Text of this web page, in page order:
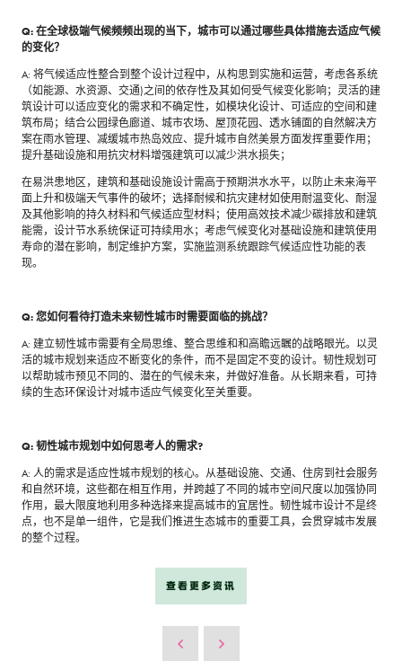
Q: 在全球极端气候频频出现的当下，城市可以通过哪些具体措施去适应气候
的变化？
A: 将气候适应性整合到整个设计过程中，从构思到实施和运营，考虑各系统
（如能源、水资源、交通)之间的依存性及其如何受气候变化影响；灵活的建
筑设计可以适应变化的需求和不确定性，如模块化设计、可适应的空间和建
筑布局；结合公园绿色廊道、城市农场、屋顶花园、透水铺面的自然解决方
案在雨水管理、减缓城市热岛效应、提升城市自然美景方面发挥重要作用；
提升基础设施和用抗灾材料增强建筑可以减少洪水损失；
在易洪患地区，建筑和基础设施设计需高于预期洪水水平，以防止未来海平
面上升和极端天气事件的破坏；选择耐候和抗灾建材如使用耐温变化、耐湿
及其他影响的持久材料和气候适应型材料；使用高效技术减少碳排放和建筑
能需，设计节水系统保证可持续用水；考虑气候变化对基础设施和建筑使用
寿命的潜在影响，制定维护方案，实施监测系统跟踪气候适应性功能的表
现。
Q: 您如何看待打造未来韧性城市时需要面临的挑战？
A: 建立韧性城市需要有全局思维、整合思维和和高瞻远瞩的战略眼光。以灵
活的城市规划来适应不断变化的条件，而不是固定不变的设计。韧性规划可
以帮助城市预见不同的、潜在的气候未来，并做好准备。从长期来看，可持
续的生态环保设计对城市适应气候变化至关重要。
Q: 韧性城市规划中如何思考人的需求?
A: 人的需求是适应性城市规划的核心。从基础设施、交通、住房到社会服务
和自然环境，这些都在相互作用，并跨越了不同的城市空间尺度以加强协同
作用，最大限度地利用多种选择来提高城市的宜居性。韧性城市设计不是终
点，也不是单一组件，它是我们推进生态城市的重要工具，会贯穿城市发展
的整个过程。
查看更多资讯